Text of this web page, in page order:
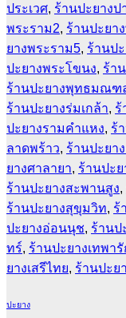
ประเวศ, ร้านปะยางป
พระราม2, ร้านปะยา
ยางพระราม5, ร้านป
ปะยางพระโขนง, ร้า
ร้านปะยางพุทธมณฑ
ร้านปะยางร่มเกล้า, ร้
ปะยางรามคำแหง, ร้
ลาดพร้าว, ร้านปะยา
ยางศาลายา, ร้านปะ
ร้านปะยางสะพานสูง,
ร้านปะยางสุขุมวิท, ร้
ปะยางอ่อนนุช, ร้านป
ทร์, ร้านปะยางเทพา
ยางเสรีไทย, ร้านปะย
ปะยาง